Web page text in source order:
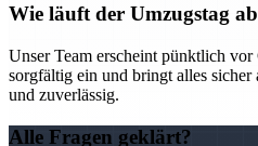
Wie läuft der Umzugstag
Unser Team erscheint pünktlich
sorgfältig ein und bringt alles
und zuverlässig.
Alle Fragen geklärt?